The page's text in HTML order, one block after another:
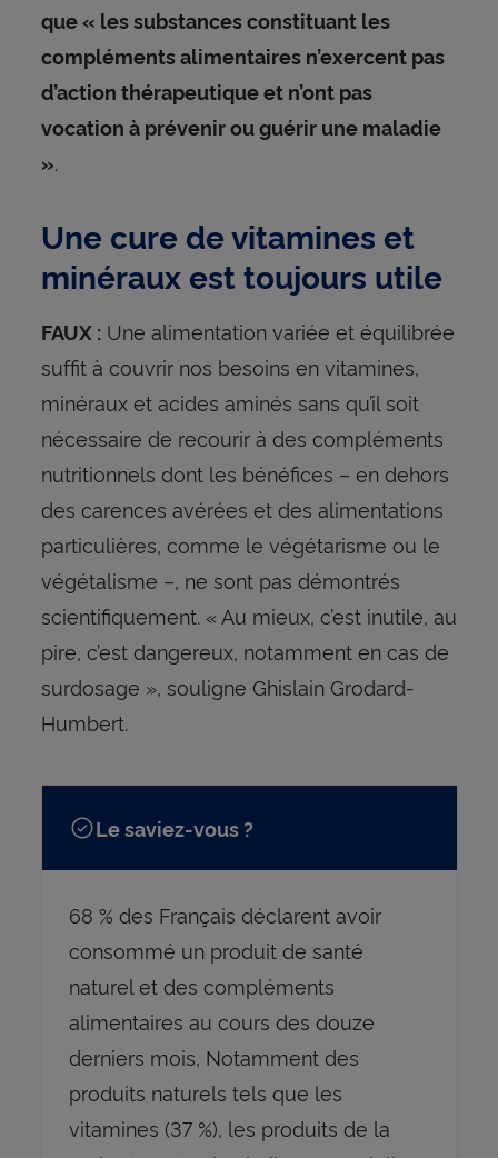
que « les substances constituant les
compléments alimentaires n’exercent pas
d’action thérapeutique et n’ont pas
vocation à prévenir ou guérir une maladie
».
Une cure de vitamines et
minéraux est toujours utile
FAUX : Une alimentation variée et équilibrée
suffit à couvrir nos besoins en vitamines,
minéraux et acides aminés sans qu’il soit
nécessaire de recourir à des compléments
nutritionnels dont les bénéfices – en dehors
des carences avérées et des alimentations
particulières, comme le végétarisme ou le
végétalisme –, ne sont pas démontrés
scientifiquement. « Au mieux, c’est inutile, au
pire, c’est dangereux, notamment en cas de
surdosage », souligne Ghislain Grodard-
Humbert.
Le saviez-vous ?
68 % des Français déclarent avoir
consommé un produit de santé
naturel et des compléments
alimentaires au cours des douze
derniers mois, Notamment des
produits naturels tels que les
vitamines (37 %), les produits de la